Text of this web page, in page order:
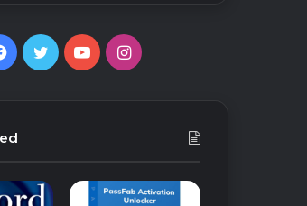
Facebook
TwitterYouTubeInstagram